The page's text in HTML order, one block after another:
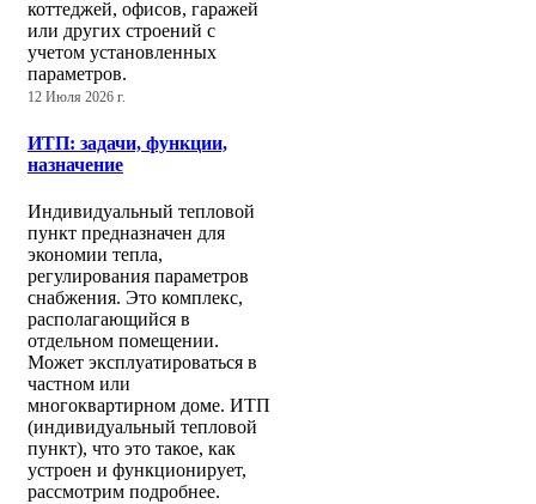
коттеджей, офисов, гаражей
или других строений с
учетом установленных
параметров.
12 Июля 2026 г.
ИТП: задачи, функции,
назначение
Индивидуальный тепловой
пункт предназначен для
экономии тепла,
регулирования параметров
снабжения. Это комплекс,
располагающийся в
отдельном помещении.
Может эксплуатироваться в
частном или
многоквартирном доме. ИТП
(индивидуальный тепловой
пункт), что это такое, как
устроен и функционирует,
рассмотрим подробнее.